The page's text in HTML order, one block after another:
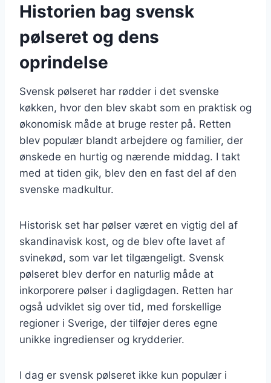
Historien bag svensk
pølseret og dens
oprindelse
Svensk pølseret har rødder i det svenske
køkken, hvor den blev skabt som en praktisk og
økonomisk måde at bruge rester på. Retten
blev populær blandt arbejdere og familier, der
ønskede en hurtig og nærende middag. I takt
med at tiden gik, blev den en fast del af den
svenske madkultur.
Historisk set har pølser været en vigtig del af
skandinavisk kost, og de blev ofte lavet af
svinekød, som var let tilgængeligt. Svensk
pølseret blev derfor en naturlig måde at
inkorporere pølser i dagligdagen. Retten har
også udviklet sig over tid, med forskellige
regioner i Sverige, der tilføjer deres egne
unikke ingredienser og krydderier.
I dag er svensk pølseret ikke kun populær i